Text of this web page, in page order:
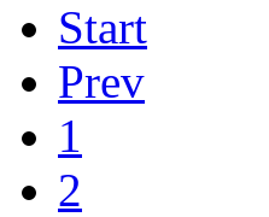
Start
Prev
1
2